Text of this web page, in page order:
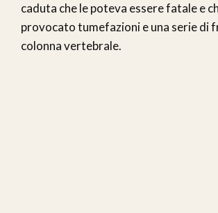
caduta che le poteva essere fatale e
provocato tumefazioni e una serie di
colonna vertebrale.